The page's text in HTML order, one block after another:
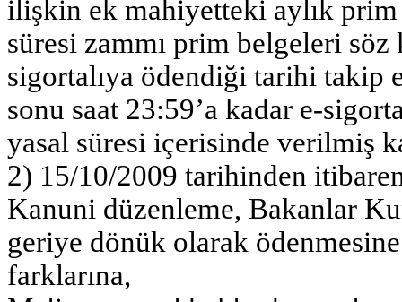
ilişkin ek mahiyetteki aylık
süresi zammı prim belgeleri
sigortalıya ödendiği tarihi takip
sonu saat 23:59’a kadar e-
yasal süresi içerisinde verilmiş
2) 15/10/2009 tarihinden
Kanuni düzenleme, Bakanlar
geriye dönük olarak
farklarına,